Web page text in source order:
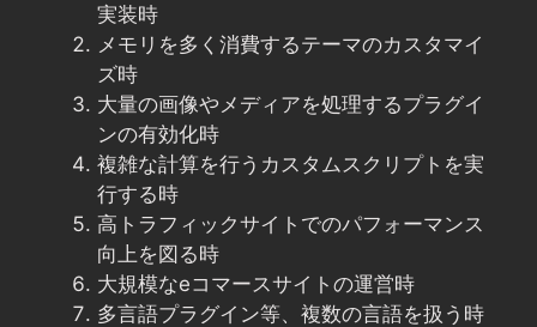
実装時
メモリを多く消費するテーマのカスタマイ
ズ時
大量の画像やメディアを処理するプラグイ
ンの有効化時
複雑な計算を行うカスタムスクリプトを実
行する時
高トラフィックサイトでのパフォーマンス
向上を図る時
大規模なeコマースサイトの運営時
多言語プラグイン等、複数の言語を扱う時